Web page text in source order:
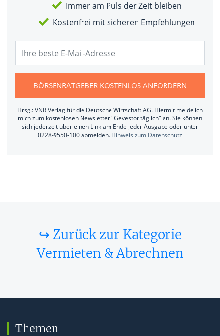
Immer am Puls der Zeit bleiben
Kostenfrei mit sicheren Empfehlungen
BÖRSENRATGEBER KOSTENLOS ANFORDERN
Hrsg.: VNR Verlag für die Deutsche Wirtschaft AG. Hiermit melde ich
mich zum kostenlosen Newsletter "Gevestor täglich" an. Sie können
sich jederzeit über einen Link am Ende jeder Ausgabe oder unter
0228-9550-100 abmelden. Hinweis zum Datenschutz
↪ Zurück zur Kategorie
Vermieten & Abrechnen
Themen